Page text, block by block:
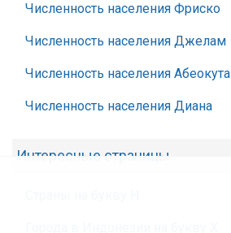
Численность населения Фриско
Численность населения Джелам
Численность населения Абеокута
Численность населения Диана
Интересные страницы